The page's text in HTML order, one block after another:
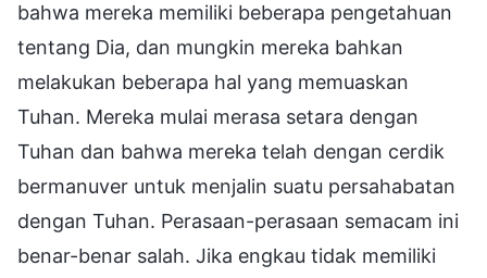
bahwa mereka memiliki beberapa pengetahuan
tentang Dia, dan mungkin mereka bahkan
melakukan beberapa hal yang memuaskan
Tuhan. Mereka mulai merasa setara dengan
Tuhan dan bahwa mereka telah dengan cerdik
bermanuver untuk menjalin suatu persahabatan
dengan Tuhan. Perasaan-perasaan semacam ini
benar-benar salah. Jika engkau tidak memiliki